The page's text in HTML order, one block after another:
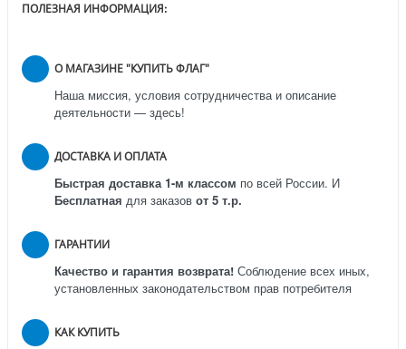
ПОЛЕЗНАЯ ИНФОРМАЦИЯ:
О МАГАЗИНЕ "КУПИТЬ ФЛАГ"
Наша миссия, условия сотрудничества и описание
деятельности — здесь!
ДОСТАВКА И ОПЛАТА
Быстрая доставка 1-м классом по всей России. И
Бесплатная для заказов от 5 т.р.
ГАРАНТИИ
Качество и гарантия возврата! Соблюдение всех иных,
установленных законодательством прав потребителя
КАК КУПИТЬ